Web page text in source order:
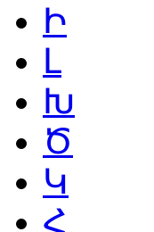
Ի
Լ
Խ
Ծ
Կ
Հ